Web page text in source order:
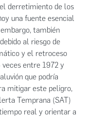
derretimiento de los
una fuente esencial
también
al riesgo de
y el retroceso
entre 1972 y
que podría
mitigar este peligro,
Temprana (SAT)
real y orientar a